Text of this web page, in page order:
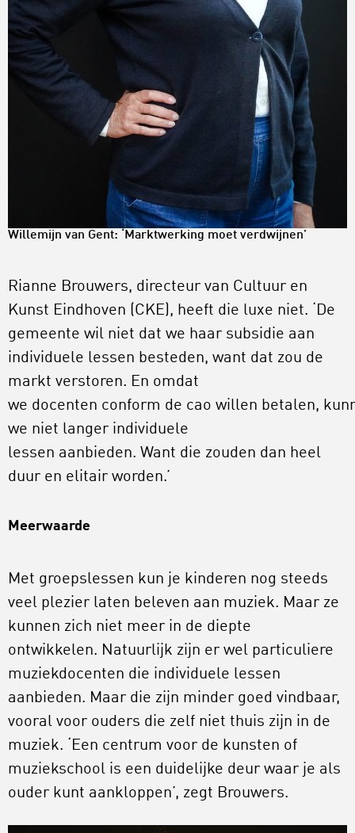
Willemijn van Gent: ‘Marktwerking moet verdwijnen’
Rianne Brouwers, directeur van Cultuur en
Kunst Eindhoven (CKE), heeft die luxe niet. ‘De
gemeente wil niet dat we haar subsidie aan
individuele lessen besteden, want dat zou de
markt verstoren. En omdat
we docenten conform de cao willen betalen,
we niet langer individuele
lessen aanbieden. Want die zouden dan heel
duur en elitair worden.’
Meerwaarde
Met groepslessen kun je kinderen nog steeds
veel plezier laten beleven aan muziek. Maar ze
kunnen zich niet meer in de diepte
ontwikkelen. Natuurlijk zijn er wel particuliere
muziekdocenten die individuele lessen
aanbieden. Maar die zijn minder goed vindbaar,
vooral voor ouders die zelf niet thuis zijn in de
muziek. ‘Een centrum voor de kunsten of
muziekschool is een duidelijke deur waar je als
ouder kunt aankloppen’, zegt Brouwers.